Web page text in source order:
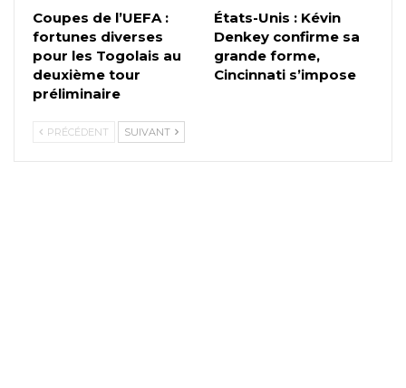
Coupes de l’UEFA :
fortunes diverses
pour les Togolais au
deuxième tour
préliminaire
États-Unis : Kévin
Denkey confirme sa
grande forme,
Cincinnati s’impose
PRÉCÉDENT SUIVANT